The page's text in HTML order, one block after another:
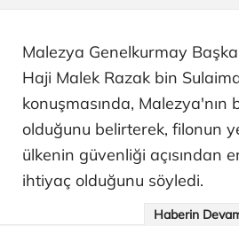
Malezya Genelkurmay
Haji Malek Razak bin
konuşmasında, Malezya'nın
olduğunu belirterek, filonun
ülkenin güvenliği açısından
ihtiyaç olduğunu söyledi.
Haberin